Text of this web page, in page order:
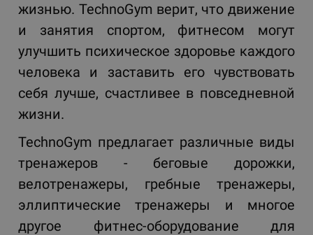
жизнью. TechnoGym верит, что движение
и занятия спортом, фитнесом могут
улучшить психическое здоровье каждого
человека и заставить его чувствовать
себя лучше, счастливее в повседневной
жизни.
TechnoGym предлагает различные виды
тренажеров - беговые дорожки,
велотренажеры, гребные тренажеры,
эллиптические тренажеры и многое
другое фитнес-оборудование для